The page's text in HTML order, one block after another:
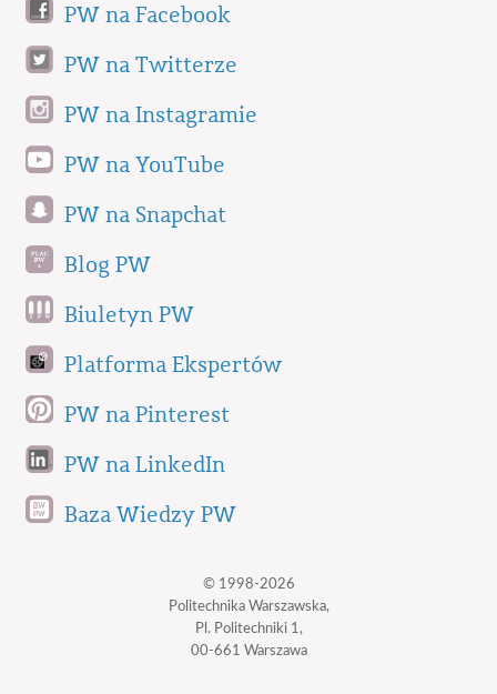
PW na Facebook
PW na Twitterze
PW na Instagramie
PW na YouTube
PW na Snapchat
Blog PW
Biuletyn PW
Platforma Ekspertów
PW na Pinterest
PW na LinkedIn
Baza Wiedzy PW
© 1998-2026
Politechnika Warszawska,
Pl. Politechniki 1,
00-661 Warszawa